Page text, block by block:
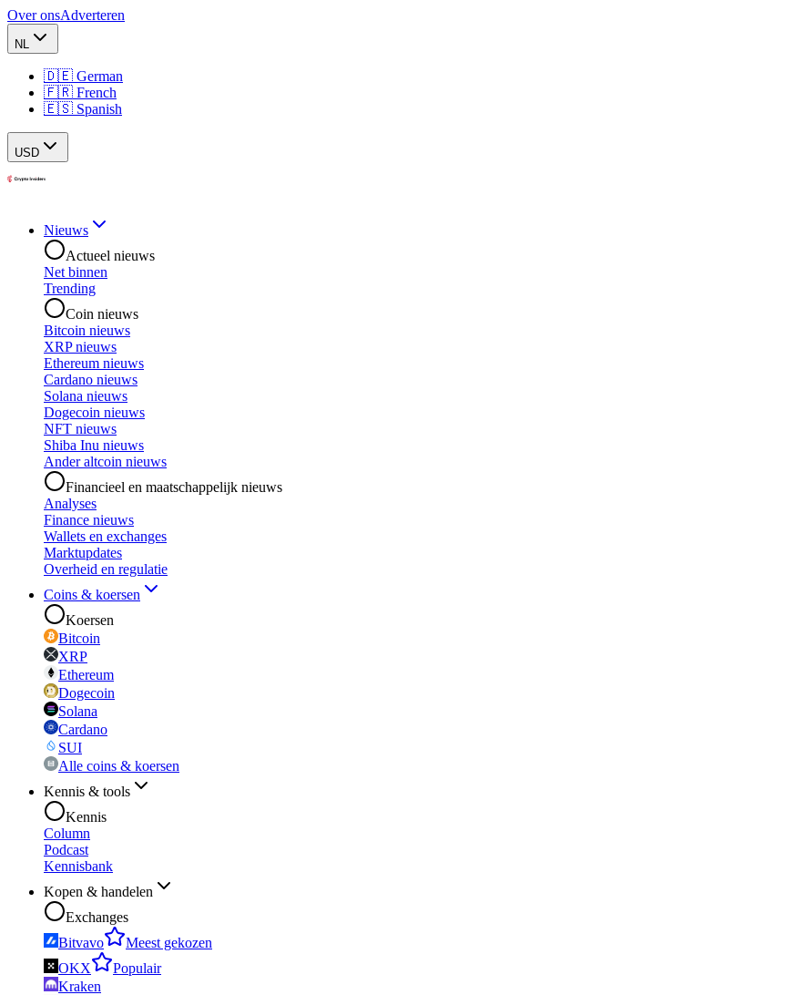
Over onsAdverteren
NL
🇩🇪 German
🇫🇷 French
🇪🇸 Spanish
USD
Nieuws
Actueel nieuws
Net binnen
Trending
Coin nieuws
Bitcoin nieuws
XRP nieuws
Ethereum nieuws
Cardano nieuws
Solana nieuws
Dogecoin nieuws
NFT nieuws
Shiba Inu nieuws
Ander altcoin nieuws
Financieel en maatschappelijk nieuws
Analyses
Finance nieuws
Wallets en exchanges
Marktupdates
Overheid en regulatie
Coins & koersen
Koersen
Bitcoin
XRP
Ethereum
Dogecoin
Solana
Cardano
SUI
Alle coins & koersen
Kennis & tools
Kennis
Column
Podcast
Kennisbank
Kopen & handelen
Exchanges
Bitvavo
Meest gekozen
OKX
Populair
Kraken